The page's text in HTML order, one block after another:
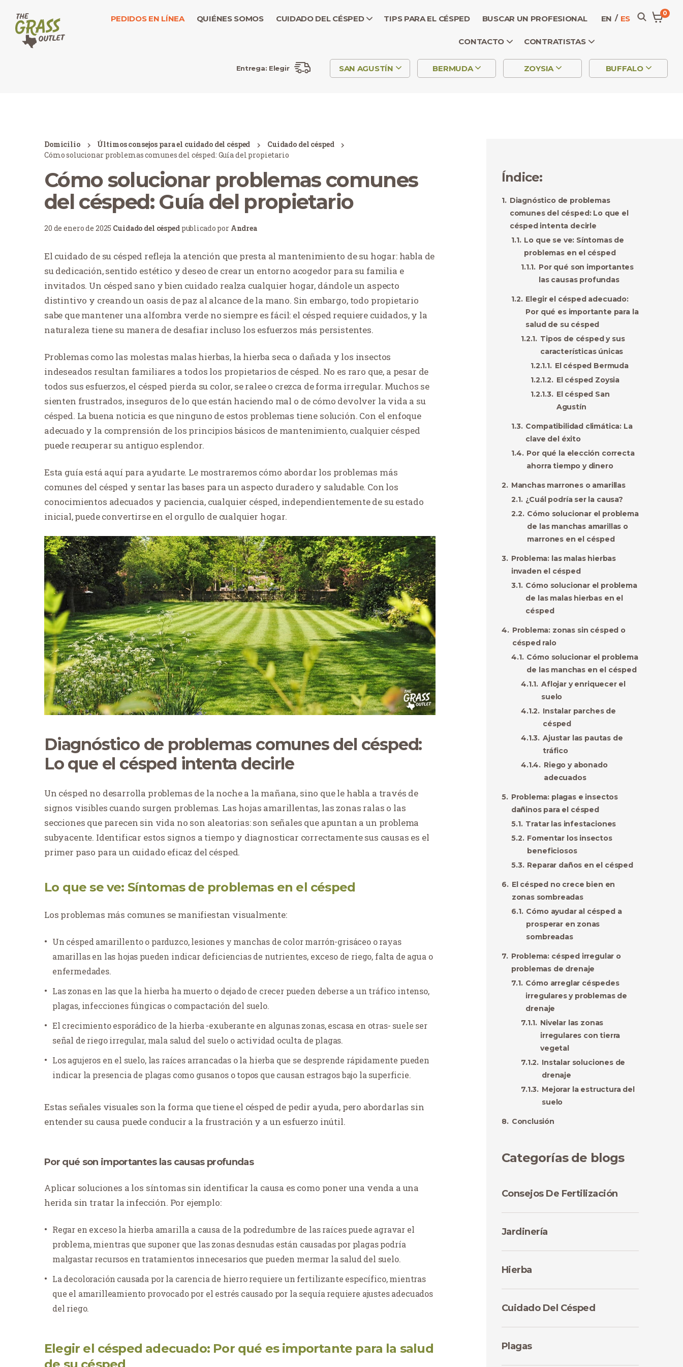
PEDIDOS EN LÍNEA QUIÉNES SOMOS CUIDADO DEL CÉSPED TIPS PARA EL CÉSPED BUSCAR UN PROFESIONAL
CONTACTO CONTRATISTAS
EN ES
0
Entrega: Elegir SAN AGUSTÍN BERMUDA ZOYSIA BUFFALO
Domicilio Últimos consejos para el cuidado del césped
Cuidado del césped
Cómo solucionar problemas comunes del césped: Guía del propietario
Cómo solucionar problemas comunes
del césped: Guía del propietario
20 de enero de 2025 Cuidado del césped publicado por Andrea
El cuidado de su césped refleja la atención que presta al mantenimiento de su hogar: habla de
su dedicación, sentido estético y deseo de crear un entorno acogedor para su familia e
invitados. Un césped sano y bien cuidado realza cualquier hogar, dándole un aspecto
distintivo y creando un oasis de paz al alcance de la mano. Sin embargo, todo propietario
sabe que mantener una alfombra verde no siempre es fácil: el césped requiere cuidados, y la
naturaleza tiene su manera de desafiar incluso los esfuerzos más persistentes.
Problemas como las molestas malas hierbas, la hierba seca o dañada y los insectos
indeseados resultan familiares a todos los propietarios de césped. No es raro que, a pesar de
todos sus esfuerzos, el césped pierda su color, se ralee o crezca de forma irregular. Muchos se
sienten frustrados, inseguros de lo que están haciendo mal o de cómo devolver la vida a su
césped. La buena noticia es que ninguno de estos problemas tiene solución. Con el enfoque
adecuado y la comprensión de los principios básicos de mantenimiento, cualquier césped
puede recuperar su antiguo esplendor.
Esta guía está aquí para ayudarte. Le mostraremos cómo abordar los problemas más
comunes del césped y sentar las bases para un aspecto duradero y saludable. Con los
conocimientos adecuados y paciencia, cualquier césped, independientemente de su estado
inicial, puede convertirse en el orgullo de cualquier hogar.
Diagnóstico de problemas comunes del césped:
Lo que el césped intenta decirle
Un césped no desarrolla problemas de la noche a la mañana, sino que le habla a través de
signos visibles cuando surgen problemas. Las hojas amarillentas, las zonas ralas o las
secciones que parecen sin vida no son aleatorias: son señales que apuntan a un problema
subyacente. Identificar estos signos a tiempo y diagnosticar correctamente sus causas es el
primer paso para un cuidado eficaz del césped.
Lo que se ve: Síntomas de problemas en el césped
Los problemas más comunes se manifiestan visualmente:
Un césped amarillento o parduzco, lesiones y manchas de color marrón-grisáceo o rayas
amarillas en las hojas pueden indicar deficiencias de nutrientes, exceso de riego, falta de agua o
enfermedades.
Las zonas en las que la hierba ha muerto o dejado de crecer pueden deberse a un tráfico intenso,
plagas, infecciones fúngicas o compactación del suelo.
El crecimiento esporádico de la hierba -exuberante en algunas zonas, escasa en otras- suele ser
señal de riego irregular, mala salud del suelo o actividad oculta de plagas.
Los agujeros en el suelo, las raíces arrancadas o la hierba que se desprende rápidamente pueden
indicar la presencia de plagas como gusanos o topos que causan estragos bajo la superficie.
Estas señales visuales son la forma que tiene el césped de pedir ayuda, pero abordarlas sin
entender su causa puede conducir a la frustración y a un esfuerzo inútil.
Por qué son importantes las causas profundas
Aplicar soluciones a los síntomas sin identificar la causa es como poner una venda a una
herida sin tratar la infección. Por ejemplo:
Regar en exceso la hierba amarilla a causa de la podredumbre de las raíces puede agravar el
problema, mientras que suponer que las zonas desnudas están causadas por plagas podría
malgastar recursos en tratamientos innecesarios que pueden mermar la salud del suelo.
La decoloración causada por la carencia de hierro requiere un fertilizante específico, mientras
que el amarilleamiento provocado por el estrés causado por la sequía requiere ajustes adecuados
del riego.
Elegir el césped adecuado: Por qué es importante para la salud
Categorías de blogs
Consejos De Fertilización
Jardinería
Hierba
Cuidado Del Césped
Plagas
Índice:
Diagnóstico de problemas
comunes del césped: Lo que el
césped intenta decirle
Lo que se ve: Síntomas de
problemas en el césped
Por qué son importantes
las causas profundas
Elegir el césped adecuado:
Por qué es importante para la
salud de su césped
Tipos de césped y sus
características únicas
El césped Bermuda
El césped Zoysia
El césped San
Agustín
Compatibilidad climática: La
clave del éxito
Por qué la elección correcta
ahorra tiempo y dinero
Manchas marrones o amarillas
¿Cuál podría ser la causa?
Cómo solucionar el problema
de las manchas amarillas o
marrones en el césped
Problema: las malas hierbas
invaden el césped
Cómo solucionar el problema
de las malas hierbas en el
césped
Problema: zonas sin césped o
césped ralo
Cómo solucionar el problema
de las manchas en el césped
Aflojar y enriquecer el
suelo
Instalar parches de
césped
Ajustar las pautas de
tráfico
Riego y abonado
adecuados
Problema: plagas e insectos
dañinos para el césped
Tratar las infestaciones
Fomentar los insectos
beneficiosos
Reparar daños en el césped
El césped no crece bien en
zonas sombreadas
Cómo ayudar al césped a
prosperar en zonas
sombreadas
Problema: césped irregular o
problemas de drenaje
Cómo arreglar céspedes
irregulares y problemas de
drenaje
Nivelar las zonas
irregulares con tierra
vegetal
Instalar soluciones de
drenaje
Mejorar la estructura del
suelo
Conclusión